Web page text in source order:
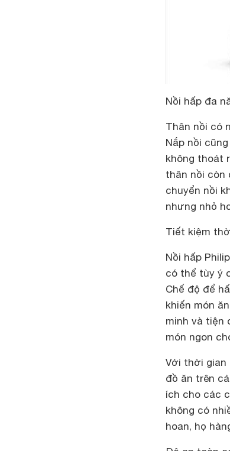
Nồi hấp đa
Thân nồi có
Nắp nồi
không thoát
thân nồi còn
chuyển nồi
nhưng nhỏ
Tiết kiệm
Nồi hấp
có thể tùy ý
Chế độ để
khiến món
minh và tiện
món ngon
Với thời gian
đồ ăn trên
ích cho các
không có
hoan, họ